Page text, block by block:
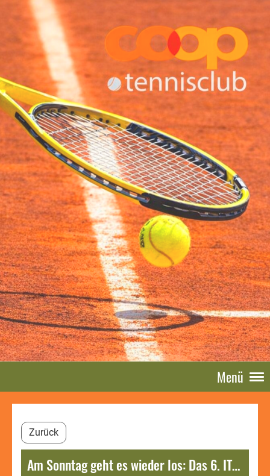
Menü
Zurück
Am Sonntag geht es wieder los: Das 6. ITF Muttenz Open M25 steht vor der Tür.